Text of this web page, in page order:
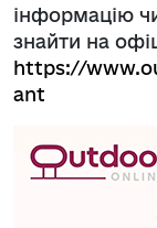
інформацію
знайти на
https://
ant